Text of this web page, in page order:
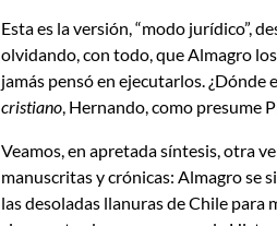
Esta es la versión, “modo jurídico”,
olvidando, con todo, que Almagro
jamás pensó en ejecutarlos.
cristiano, Hernando, como presume
Veamos, en apretada síntesis, otra
manuscritas y crónicas: Almagro se
las desoladas llanuras de Chile para